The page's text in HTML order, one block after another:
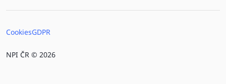
CookiesGDPR
NPI ČR © 2026